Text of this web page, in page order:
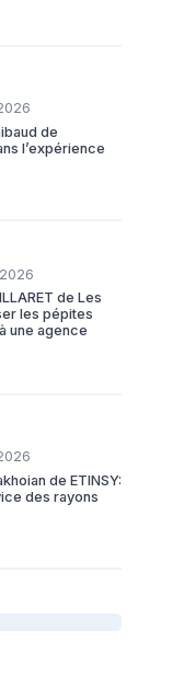
de
l’expérience
de Les
les pépites
une agence
de ETINSY:
des rayons